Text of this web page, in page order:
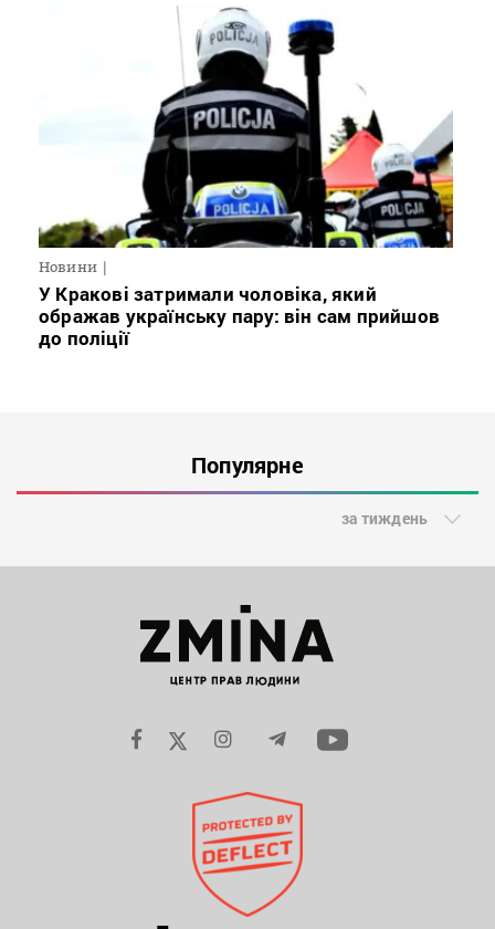
Новини
У Кракові затримали чоловіка, який
ображав українську пару: він сам прийшов
до поліції
Популярне
за тиждень